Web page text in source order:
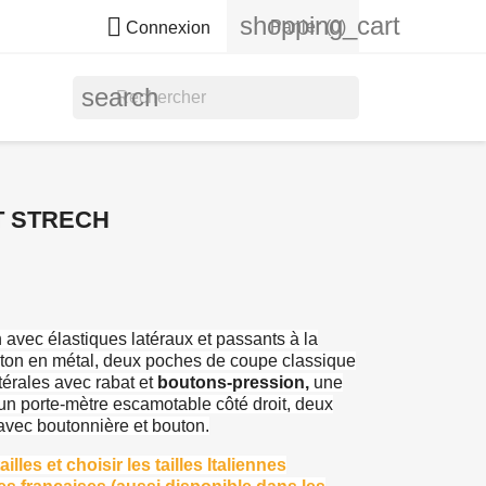
 Connexion shopping_cart
Panier (0)
search
STRECH
élastiques latéraux et passants à la
en métal, deux poches de coupe classique
avec rabat et boutons-pression, une
porte-mètre escamotable côté droit, deux
boutonnière et bouton.
et choisir les tailles Italiennes